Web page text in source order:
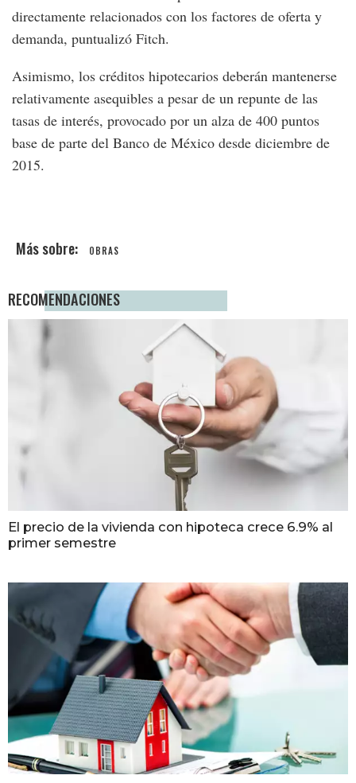
directamente relacionados con los factores de oferta y
demanda, puntualizó Fitch.
Asimismo, los créditos hipotecarios deberán mantenerse
relativamente asequibles a pesar de un repunte de las
tasas de interés, provocado por un alza de 400 puntos
base de parte del Banco de México desde diciembre de
2015.
OBRAS
RECOMENDACIONES
El precio de la vivienda con hipoteca crece 6.9% al
primer semestre